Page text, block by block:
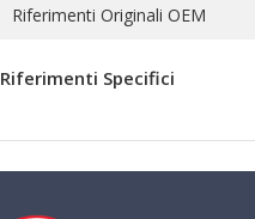
Riferimenti Originali OEM
Riferimenti Specifici